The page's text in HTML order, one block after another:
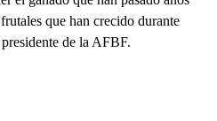
que han crecido durante
de la AFBF.